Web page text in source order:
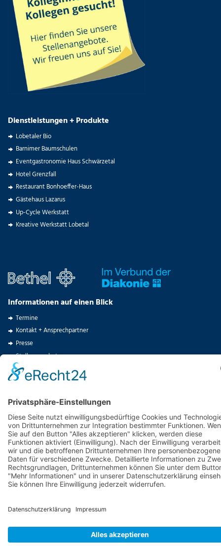
Dienstleistungen + Produkte
Lobetaler Bio
Barnimer Baumschulen
Eventgastronomie Haus Schwärzetal
Hotel Grenzfall
Restaurant Bonhoeffer-Haus
Gästehaus Lazarus
Up-Cycle Werkstatt
Kreative Werkstatt Lobetal
Informationen auf einen Blick
Termine
Kontakt + Ansprechpartner
Presse
Stellenangebote
Spenden
© 2025 Hoffnungstaler Stiftung Lobetal· Bodelschwinghstr. 27 · 16321
Bernau OT Lobetal · Tel.: +49(0)3338-66-0 ·info@lobetal.de·Erklärung zur
Barrierefreiheit·Impressum· Datenschutz